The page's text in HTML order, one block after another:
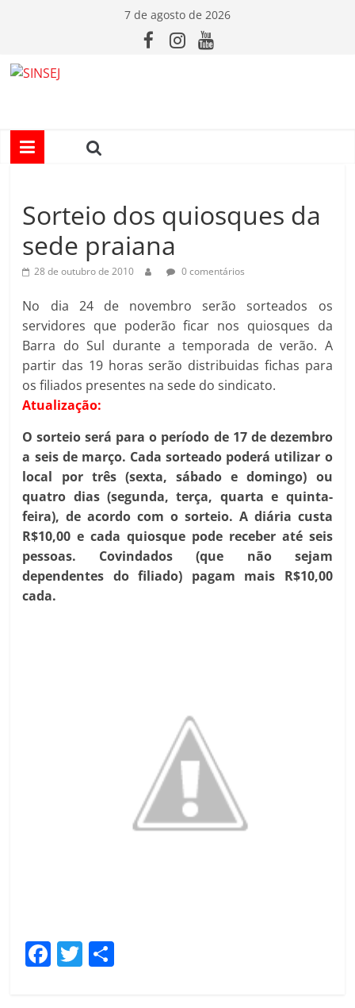
conteúdo
7 de agosto de 2026
I
S
E
Sorteio dos quiosques da
sede praiana
28 de outubro de 2010 0 comentários
No dia 24 de novembro serão sorteados os
servidores que poderão ficar nos quiosques da
Barra do Sul durante a temporada de verão. A
partir das 19 horas serão distribuidas fichas para
os filiados presentes na sede do sindicato.
Atualização:
O sorteio será para o período de 17 de dezembro
a seis de março. Cada sorteado poderá utilizar o
local por três (sexta, sábado e domingo) ou
quatro dias (segunda, terça, quarta e quinta-
feira), de acordo com o sorteio. A diária custa
R$10,00 e cada quiosque pode receber até seis
pessoas. Covindados (que não sejam
dependentes do filiado) pagam mais R$10,00
cada.
F T